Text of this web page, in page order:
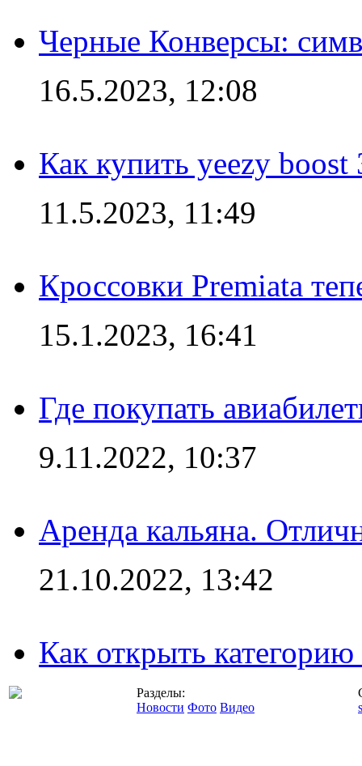
Черные Конверсы:
16.5.2023, 12:08
Как купить yeezy boost
11.5.2023, 11:49
Кроссовки Premiata
15.1.2023, 16:41
Где покупать
9.11.2022, 10:37
Аренда кальяна.
21.10.2022, 13:42
Как открыть
Разделы:
Новости Фото Видео